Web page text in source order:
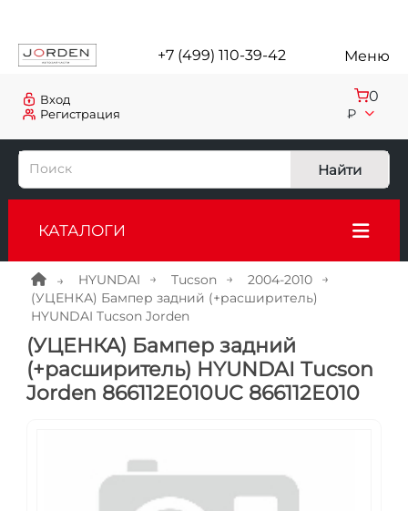
+7 (499) 110-39-42 Меню
Регистрация
Вход 0
₽
Найти
КАТАЛОГИ
HYUNDAI Tucson
2004-2010
(УЦЕНКА) Бампер задний (+расширитель)
HYUNDAI Tucson Jorden
(УЦЕНКА) Бампер задний
(+расширитель) HYUNDAI Tucson
Jorden 866112E010UC 866112E010